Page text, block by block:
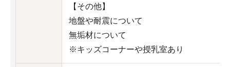
【その他】
地盤や耐震について
無垢材について
※キッズコーナーや授乳室あり